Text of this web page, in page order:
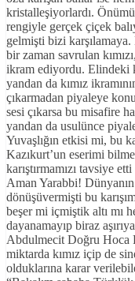
kristalleşiyorlardı.
rengiyle gerçek çiçek
gelmişti bizi
bir zaman savrulan
ikram ediyordu. Elindeki
yandan da kımız
çıkarmadan piyaleye
sesi çıkarsa bu misafire
yandan da usulünce
Yuvaşlığın etkisi mi, bu
Kazıkurt’un eserimi
karıştırmamızı tavsiye
Aman Yarabbi!
dönüşüvermişti bu
beşer mi içmiştik altı mı
dayanamayıp biraz
Abdulmecit Doğru Hoca
miktarda kımız içip de
olduklarına karar